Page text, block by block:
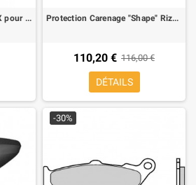
Fabbri Bulle Touring Gen-X pour BMW F 800 R 09-10 Protection Carenage "Shape" Rizoma droite pour BMW S 1000 RR
110,20 € 116,00 €
DÉTAILS
-30%